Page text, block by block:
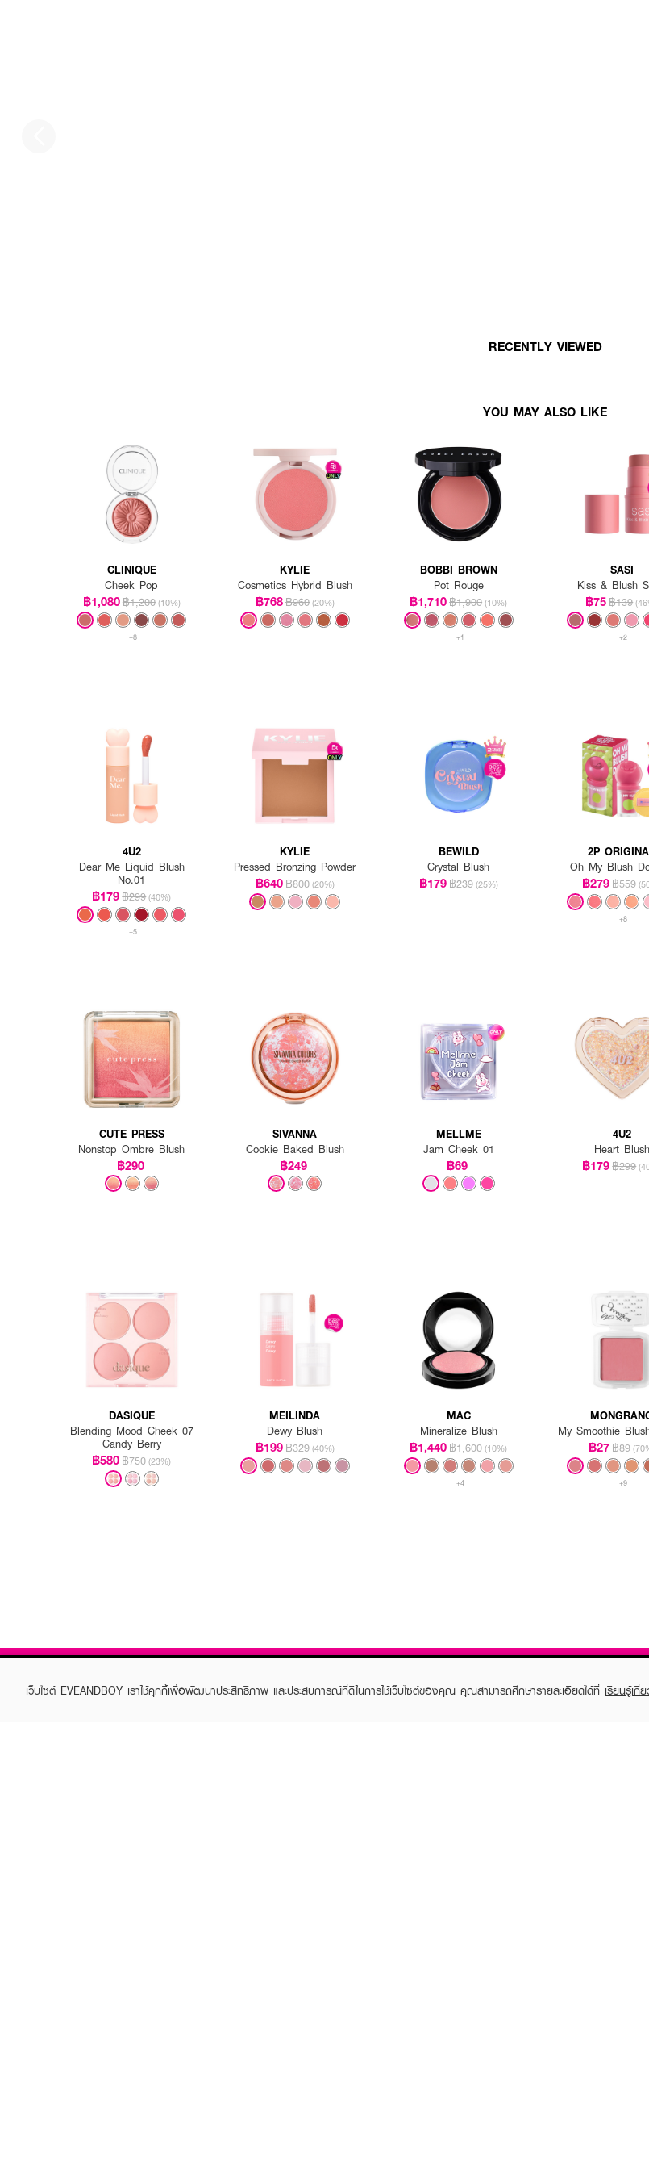
RECENTLY VIEWED
YOU MAY ALSO LIKE
CLINIQUE
Cheek Pop
฿1,080฿1,200 (10%)
+8
KYLIE
Cosmetics Hybrid Blush
฿768฿960 (20%)
BOBBI BROWN
Pot Rouge
฿1,710฿1,900 (10%)
+1
SASI
Kiss & Blush
฿75฿139
+2
4U2
Dear Me Liquid Blush
No.01
฿179฿299 (40%)
+5
KYLIE
Pressed Bronzing Powder
฿640฿800 (20%)
BEWILD
Crystal Blush
฿179฿239 (25%)
2P
Oh My Blush
฿279฿559
+8
CUTE PRESS
Nonstop Ombre Blush
฿290
SIVANNA
Cookie Baked Blush
฿249
MELLME
Jam Cheek 01
฿69
4U2
Heart Blush
฿179฿299
DASIQUE
Blending Mood Cheek 07
Candy Berry
฿580฿750 (23%)
MEILINDA
Dewy Blush
฿199฿329 (40%)
MAC
Mineralize Blush
฿1,440฿1,600 (10%)
+4
My Smoothie
฿27฿89
+9
เว็บไซต์ EVEANDBOY เราใช้คุกกี้เพื่อพัฒนาประสิทธิภาพ และประสบการณ์ที่ดีในการใช้เว็บไซต์ของคุณ คุณสามารถศึกษารายละเอียดได้ที่ เรียนรู้เกี่